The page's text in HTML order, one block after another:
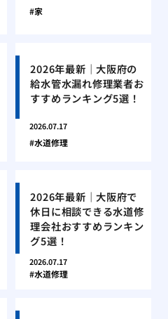
家
2026年最新｜大阪府の
給水管水漏れ修理業者お
すすめランキング5選！
2026.07.17
水道修理
2026年最新｜大阪府で
休日に相談できる水道修
理会社おすすめランキン
グ5選！
2026.07.17
水道修理